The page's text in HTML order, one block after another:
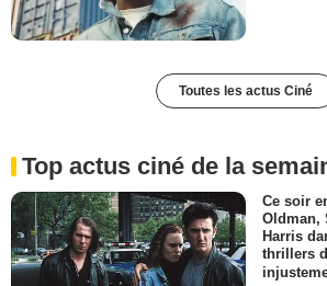
Toutes les actus Ciné
Top actus ciné de la
Ce soir
Oldman,
Harris
thrillers